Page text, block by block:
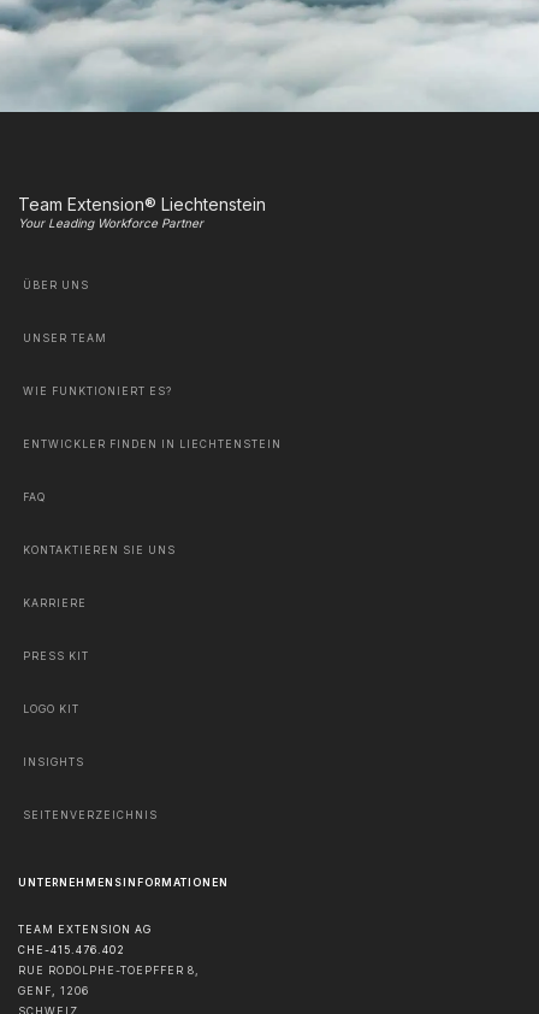
Team Extension® Liechtenstein
Your Leading Workforce Partner
ÜBER UNS
UNSER TEAM
WIE FUNKTIONIERT ES?
ENTWICKLER FINDEN IN LIECHTENSTEIN
FAQ
KONTAKTIEREN SIE UNS
KARRIERE
PRESS KIT
LOGO KIT
INSIGHTS
SEITENVERZEICHNIS
UNTERNEHMENSINFORMATIONEN
TEAM EXTENSION AG
CHE-415.476.402
RUE RODOLPHE-TOEPFFER 8,
GENF, 1206